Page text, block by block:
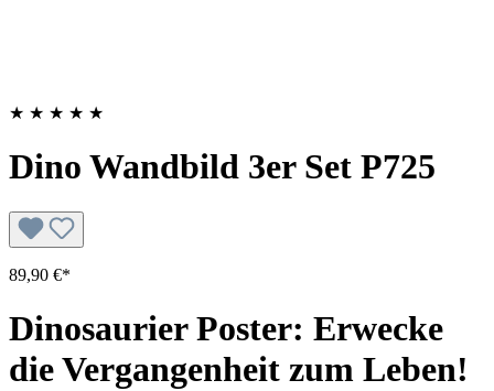
★ ★ ★ ★ ★
Dino Wandbild 3er Set P725
89,90 €*
Dinosaurier Poster: Erwecke
die Vergangenheit zum Leben!